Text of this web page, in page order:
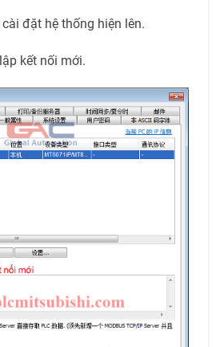
đặt hệ thống hiện lên.
kết nối mới.